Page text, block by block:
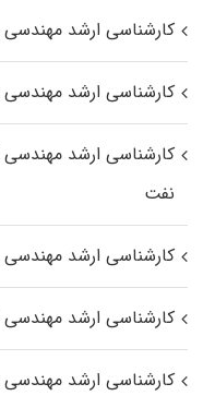
کارشناسی ارشد
کارشناسی ارشد مهندسی
کارشناسی ارشد مهندسی
نفت
کارشناسی ارشد مهندسی
کارشناسی ارشد
کارشناسی ارشد